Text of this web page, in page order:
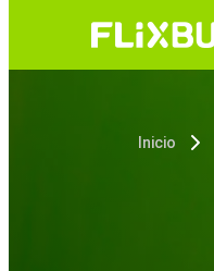
Inicio